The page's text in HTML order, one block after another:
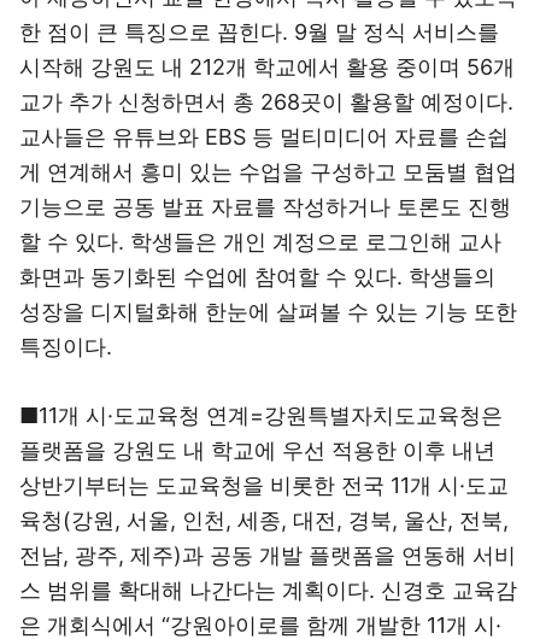
한 점이 큰 특징으로 꼽힌다. 9월 말 정식 서비스를
시작해 강원도 내 212개 학교에서 활용 중이며 56개
교가 추가 신청하면서 총 268곳이 활용할 예정이다.
교사들은 유튜브와 EBS 등 멀티미디어 자료를 손쉽
게 연계해서 흥미 있는 수업을 구성하고 모둠별 협업
기능으로 공동 발표 자료를 작성하거나 토론도 진행
할 수 있다. 학생들은 개인 계정으로 로그인해 교사
화면과 동기화된 수업에 참여할 수 있다. 학생들의
성장을 디지털화해 한눈에 살펴볼 수 있는 기능 또한
특징이다.
■11개 시·도교육청 연계=강원특별자치도교육청은
플랫폼을 강원도 내 학교에 우선 적용한 이후 내년
상반기부터는 도교육청을 비롯한 전국 11개 시·도교
육청(강원, 서울, 인천, 세종, 대전, 경북, 울산, 전북,
전남, 광주, 제주)과 공동 개발 플랫폼을 연동해 서비
스 범위를 확대해 나간다는 계획이다. 신경호 교육감
은 개회식에서 “강원아이로를 함께 개발한 11개 시·